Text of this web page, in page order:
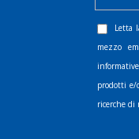
Letta
mezzo
prodotti
ricerche di